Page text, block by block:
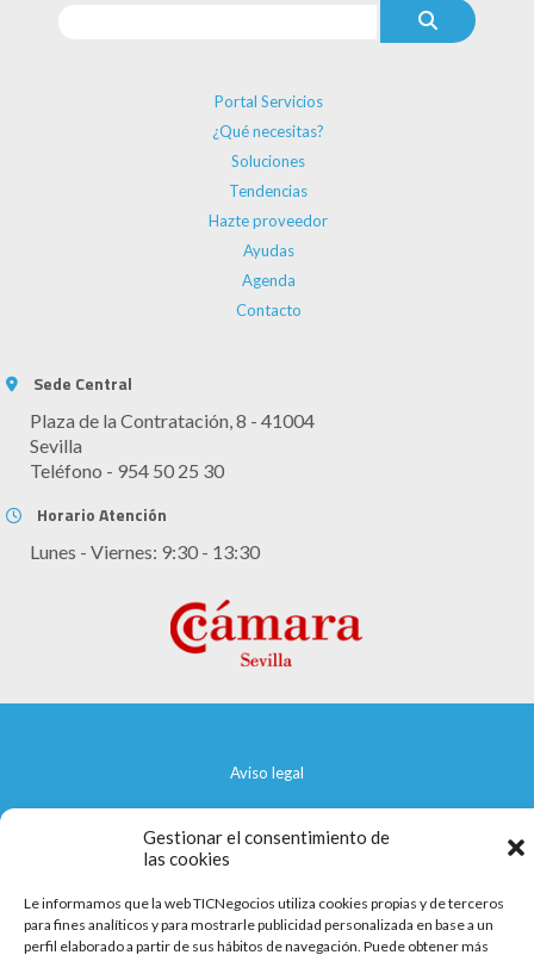
Gestionar el consentimiento de
las cookies
Le informamos que la web TICNegocios utiliza cookies propias y de terceros
para fines analíticos y para mostrarle publicidad personalizada en base a un
perfil elaborado a partir de sus hábitos de navegación. Puede obtener más
Portal Servicios
¿Qué necesitas?
Soluciones
Tendencias
Hazte proveedor
Ayudas
Agenda
Contacto
Sede Central
Plaza de la Contratación, 8 - 41004
Sevilla
Teléfono - 954 50 25 30
Horario Atención
Lunes - Viernes: 9:30 - 13:30
Aviso legal
Política de privacidad